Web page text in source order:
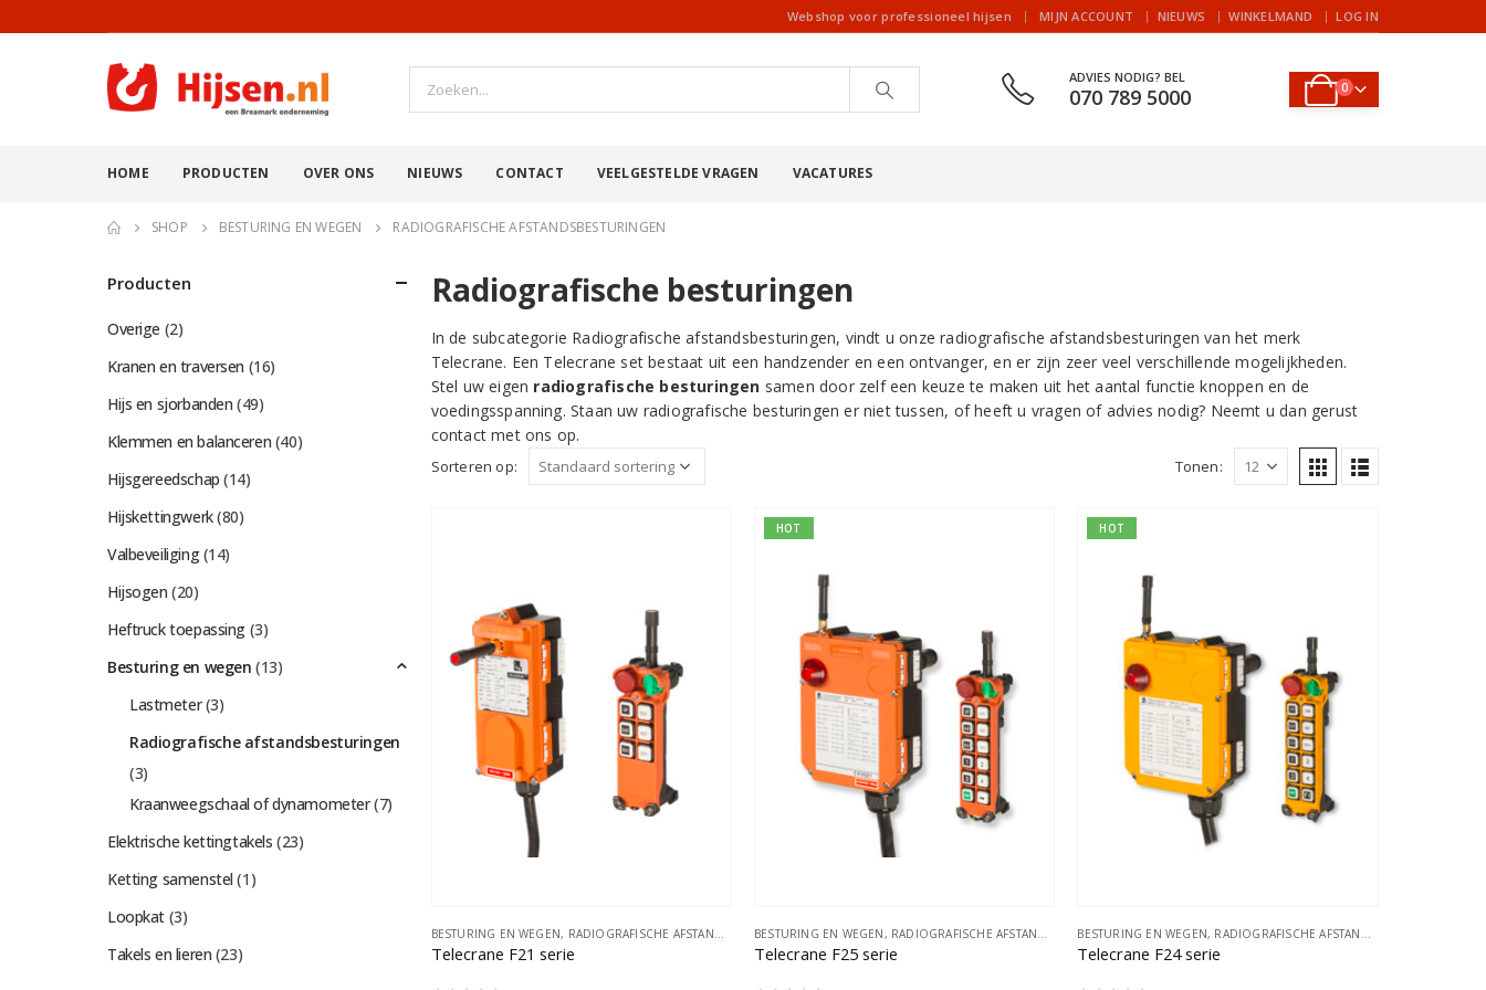
Webshop voor professioneel hijsen | MIJN ACCOUNT NIEUWS WINKELMAND LOG IN
ADVIES NODIG? BEL
070 789 5000 0
HOME PRODUCTEN OVER ONS NIEUWS CONTACT VEELGESTELDE VRAGEN VACATURES
SHOP BESTURING EN WEGEN RADIOGRAFISCHE AFSTANDSBESTURINGEN
Radiografische besturingen
In de subcategorie Radiografische afstandsbesturingen, vindt u onze radiografische afstandsbesturingen van het merk
Telecrane. Een Telecrane set bestaat uit een handzender en een ontvanger, en er zijn zeer veel verschillende mogelijkheden.
Stel uw eigen radiografische besturingen samen door zelf een keuze te maken uit het aantal functie knoppen en de
voedingsspanning. Staan uw radiografische besturingen er niet tussen, of heeft u vragen of advies nodig? Neemt u dan gerust
contact met ons op.
Sorteren op: Tonen:
BESTURING EN WEGEN, RADIOGRAFISCHE AFSTANDSBESTURINGEN
Telecrane F21 serie
HOT
BESTURING EN WEGEN, RADIOGRAFISCHE AFSTANDSBESTURINGEN
Telecrane F25 serie
HOT
BESTURING EN WEGEN, RADIOGRAFISCHE AFSTANDSBESTURINGEN
Telecrane F24 serie
Producten
Overige (2)
Kranen en traversen (16)
Hijs en sjorbanden (49)
Klemmen en balanceren (40)
Hijsgereedschap (14)
Hijskettingwerk(80)
Valbeveiliging (14)
Hijsogen (20)
Heftruck toepassing (3)
Besturing en wegen (13)
Lastmeter(3)
Radiografische afstandsbesturingen
(3)
Kraanweegschaal of dynamometer(7)
Elektrische kettingtakels (23)
Ketting samenstel (1)
Loopkat (3)
Takels en lieren (23)